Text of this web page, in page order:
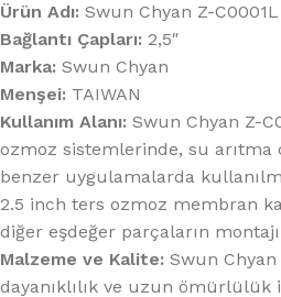
Ürün Adı: Swun Chyan Z-
Bağlantı Çapları: 2,5″
Marka: Swun Chyan
Menşei: TAIWAN
Kullanım Alanı: Swun Chyan Z-
ozmoz sistemlerinde, su arıtma
benzer uygulamalarda
2.5 inch ters ozmoz membran
diğer eşdeğer parçaların
Malzeme ve Kalite: Swun
dayanıklılık ve uzun ömürlülük